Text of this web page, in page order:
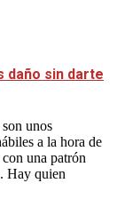
daño sin darte
unos
a la hora de
una patrón
Hay quien